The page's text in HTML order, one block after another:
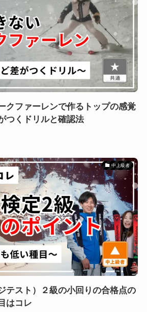
クファーレンで作るトップの感覚
つくドリルと確認法
中上級者
テスト）２級の小回りの合格点の
はコレ